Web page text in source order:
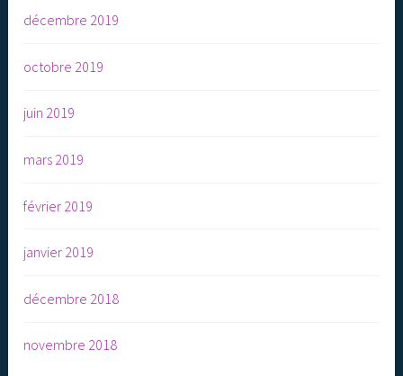
décembre 2019
octobre 2019
juin 2019
mars 2019
février 2019
janvier 2019
décembre 2018
novembre 2018